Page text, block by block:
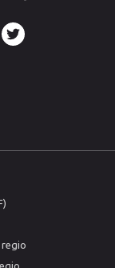
regio